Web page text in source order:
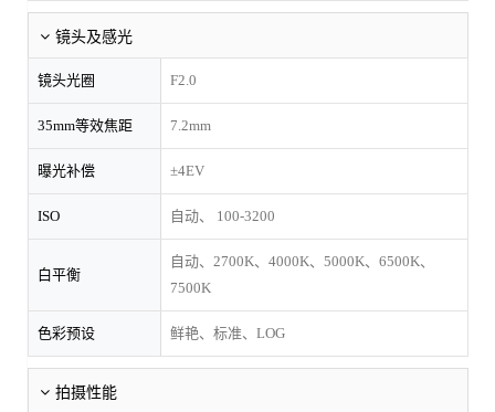
镜头及感光
镜头光圈 F2.0
35mm等效焦距 7.2mm
曝光补偿 ±4EV
ISO 自动、 100-3200
白平衡
自动、2700K、4000K、5000K、6500K、
7500K
色彩预设 鲜艳、标准、LOG
拍摄性能